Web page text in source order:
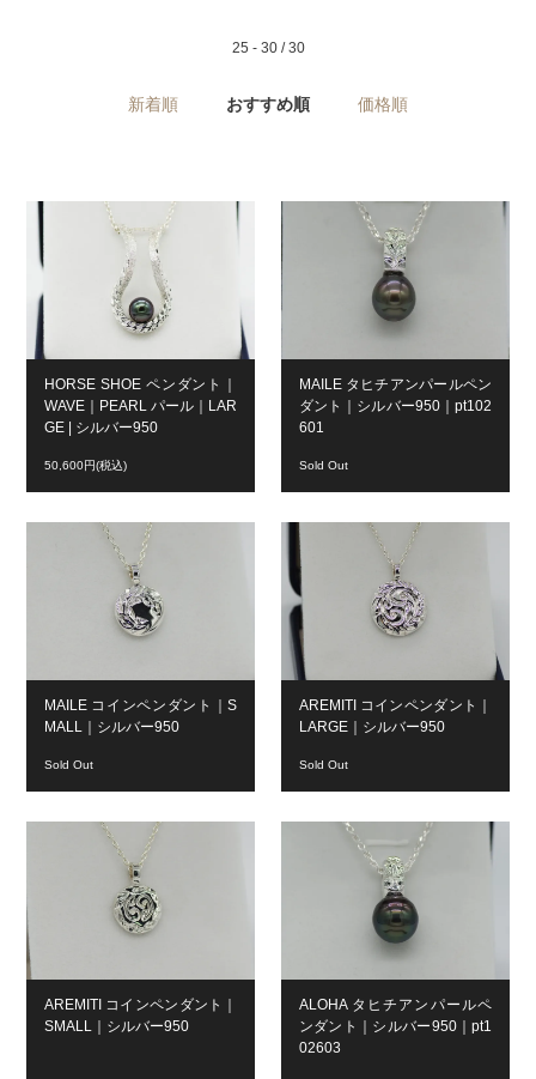
25 - 30 / 30
新着順 おすすめ順 価格順
HORSE SHOE ペンダント｜
WAVE｜PEARL パール｜LAR
GE | シルバー950
50,600円(税込)
MAILE タヒチアンパールペン
ダント｜シルバー950｜pt102
601
Sold Out
MAILE コインペンダント｜S
MALL｜シルバー950
Sold Out
AREMITI コインペンダント｜
LARGE｜シルバー950
Sold Out
AREMITI コインペンダント｜
SMALL｜シルバー950
ALOHA タヒチアンパールペ
ンダント｜シルバー950｜pt1
02603